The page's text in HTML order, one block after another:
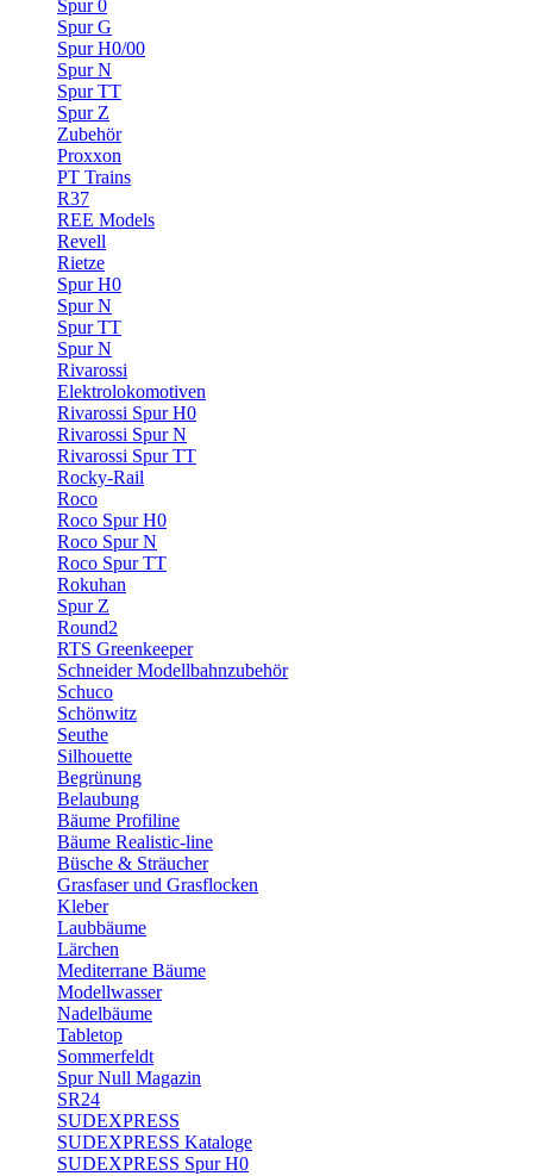
Spur 0
Spur G
Spur H0/00
Spur N
Spur TT
Spur Z
Zubehör
Proxxon
PT Trains
R37
REE Models
Revell
Rietze
Spur H0
Spur N
Spur TT
Spur N
Rivarossi
Elektrolokomotiven
Rivarossi Spur H0
Rivarossi Spur N
Rivarossi Spur TT
Rocky-Rail
Roco
Roco Spur H0
Roco Spur N
Roco Spur TT
Rokuhan
Spur Z
Round2
RTS Greenkeeper
Schneider Modellbahnzubehör
Schuco
Schönwitz
Seuthe
Silhouette
Begrünung
Belaubung
Bäume Profiline
Bäume Realistic-line
Büsche & Sträucher
Grasfaser und Grasflocken
Kleber
Laubbäume
Lärchen
Mediterrane Bäume
Modellwasser
Nadelbäume
Tabletop
Sommerfeldt
Spur Null Magazin
SR24
SUDEXPRESS
SUDEXPRESS Kataloge
SUDEXPRESS Spur H0